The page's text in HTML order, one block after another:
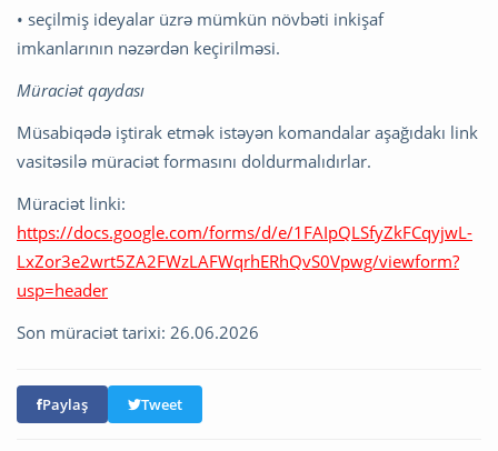
• seçilmiş ideyalar üzrə mümkün növbəti inkişaf
imkanlarının nəzərdən keçirilməsi.
Müraciət qaydası
Müsabiqədə iştirak etmək istəyən komandalar aşağıdakı link
vasitəsilə müraciət formasını doldurmalıdırlar.
Müraciət linki:
https://docs.google.com/forms/d/e/1FAIpQLSfyZkFCqyjwL-
LxZor3e2wrt5ZA2FWzLAFWqrhERhQvS0Vpwg/viewform?
usp=header
Son müraciət tarixi: 26.06.2026
Paylaş Tweet